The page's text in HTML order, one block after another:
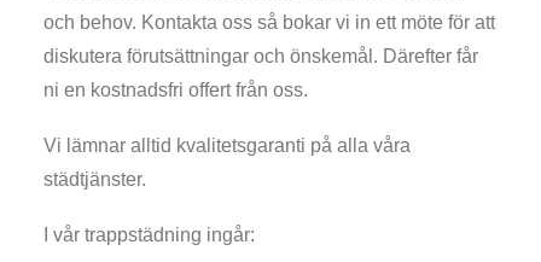
och behov. Kontakta oss så bokar vi in ett möte för att
diskutera förutsättningar och önskemål. Därefter får
ni en kostnadsfri offert från oss.
Vi lämnar alltid kvalitetsgaranti på alla våra
städtjänster.
I vår trappstädning ingår: